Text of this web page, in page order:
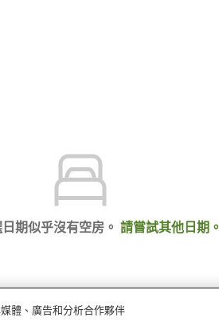
期似乎沒有空房。 請嘗試其他日期。
體、廣告和分析合作夥伴